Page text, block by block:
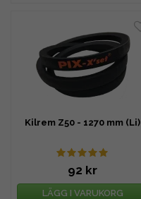
Kilrem Z50 - 1270 mm (Li)
92 kr
LÄGG I VARUKORG